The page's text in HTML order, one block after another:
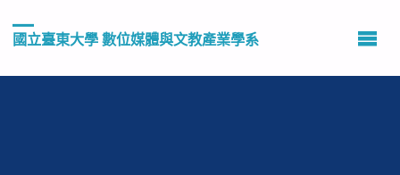
國立臺東大學 數位媒體與文教產業學系